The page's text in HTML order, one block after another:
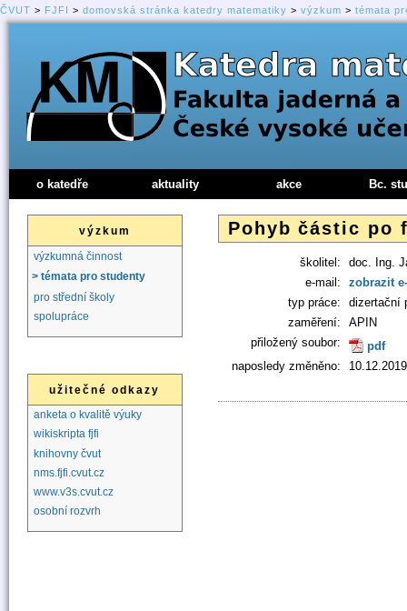
ČVUT > FJFI > domovská stránka katedry matematiky > výzkum > témata
Pohyb částic po
školitel:
doc. Ing.
e-mail:
zobrazit
typ práce:
dizertační
zaměření:
APIN
přiložený soubor:
pdf
naposledy změněno:
o katedře aktuality akce Bc.
výzkum
výzkumná činnost
> témata pro studenty
pro střední školy
spolupráce
užitečné odkazy
anketa o kvalitě výuky
wikiskripta fjfi
knihovny čvut
nms.fjfi.cvut.cz
www.v3s.cvut.cz
osobní rozvrh